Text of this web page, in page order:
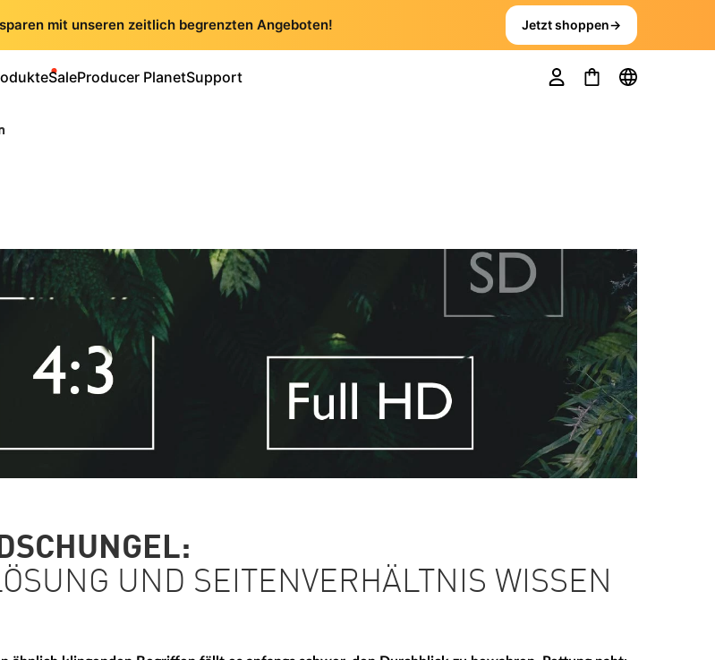
sparen mit unseren zeitlich begrenzten Angeboten! Jetzt shoppen→
SaleProducer PlanetSupport
UND SEITENVERHÄLTNIS WISSEN